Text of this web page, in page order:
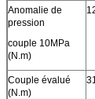
Anomalie de
pression
couple 10MPa
(N.m)
Couple évalué
(N.m)